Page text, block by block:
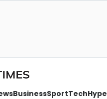
BusinessSportTechHype